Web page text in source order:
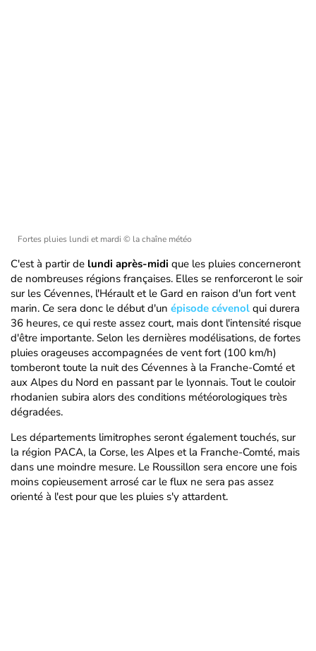
Fortes pluies lundi et mardi © la chaîne météo
C'est à partir de lundi après-midi que les pluies concerneront
de nombreuses régions françaises. Elles se renforceront le soir
sur les Cévennes, l'Hérault et le Gard en raison d'un fort vent
marin. Ce sera donc le début d'un épisode cévenol qui durera
36 heures, ce qui reste assez court, mais dont l'intensité risque
d'être importante. Selon les dernières modélisations, de fortes
pluies orageuses accompagnées de vent fort (100 km/h)
tomberont toute la nuit des Cévennes à la Franche-Comté et
aux Alpes du Nord en passant par le lyonnais. Tout le couloir
rhodanien subira alors des conditions météorologiques très
dégradées.
Les départements limitrophes seront également touchés, sur
la région PACA, la Corse, les Alpes et la Franche-Comté, mais
dans une moindre mesure. Le Roussillon sera encore une fois
moins copieusement arrosé car le flux ne sera pas assez
orienté à l'est pour que les pluies s'y attardent.